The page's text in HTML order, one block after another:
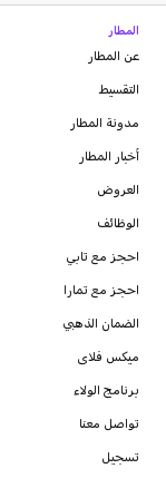
المطار
عن المطار
التقسيط
مدونة المطار
أخبار المطار
العروض
الوظائف
احجز مع تابي
احجز مع تمارا
الضمان الذهبي
ميكس فلاى
برنامج الولاء
تواصل معنا
تسجيل